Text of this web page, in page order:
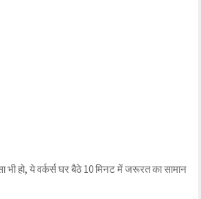
भी हो, ये वर्कर्स घर बैठे 10 मिनट में जरूरत का सामान